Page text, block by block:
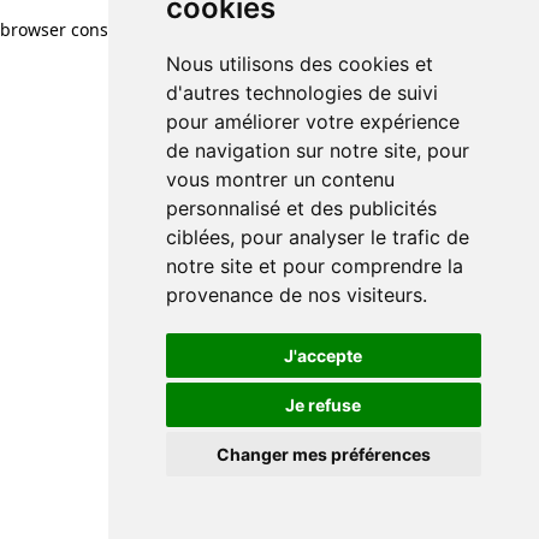
cookies
Nous utilisons des cookies et
d'autres technologies de suivi
pour améliorer votre expérience
de navigation sur notre site, pour
vous montrer un contenu
personnalisé et des publicités
ciblées, pour analyser le trafic de
notre site et pour comprendre la
provenance de nos visiteurs.
J'accepte
Je refuse
Changer mes préférences
browser console for more information)